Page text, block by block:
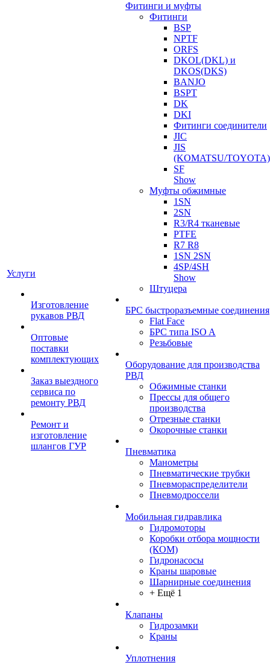
Услуги
Изготовление
рукавов РВД
Оптовые
поставки
комплектующих
Заказ выездного
сервиса по
ремонту РВД
Ремонт и
изготовление
шлангов ГУР
Фитинги и муфты
Фитинги
BSP
NPTF
ORFS
DKOL(DKL) и
DKOS(DKS)
BANJO
BSPT
DK
DKI
Фитинги соединители
JIC
JIS
(KOMATSU/TOYOTA)
SF
Show
Муфты обжимные
1SN
2SN
R3/R4 тканевые
PTFE
R7 R8
1SN 2SN
4SP/4SH
Show
Штуцера
БРС быстроразъемные соединения
Flat Face
БРС типа ISO A
Резьбовые
Оборудование для производства
РВД
Обжимные станки
Прессы для общего
производства
Отрезные станки
Окорочные станки
Пневматика
Манометры
Пневматические трубки
Пневмораспределители
Пневмодроссели
Мобильная гидравлика
Гидромоторы
Коробки отбора мощности
(КОМ)
Гидронасосы
Краны шаровые
Шарнирные соединения
+ Ещё 1
Клапаны
Гидрозамки
Краны
Уплотнения